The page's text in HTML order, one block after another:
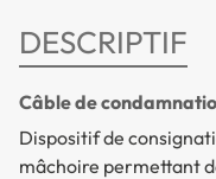
DESCRIPTIF
Câble de
Dispositif de
mâchoire permettant